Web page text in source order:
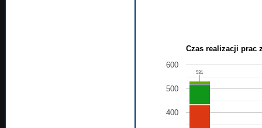
Czas realizacji prac
400
500
600
531
531